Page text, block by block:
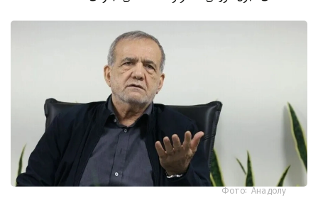
Фото: Анадолу